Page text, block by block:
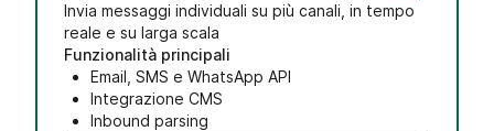
Invia messaggi individuali su più canali, in tempo
reale e su larga scala
Funzionalità principali
Email, SMS e WhatsApp API
Integrazione CMS
Inbound parsing